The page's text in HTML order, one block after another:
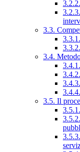
3.3.
3.4.
3.5. Il